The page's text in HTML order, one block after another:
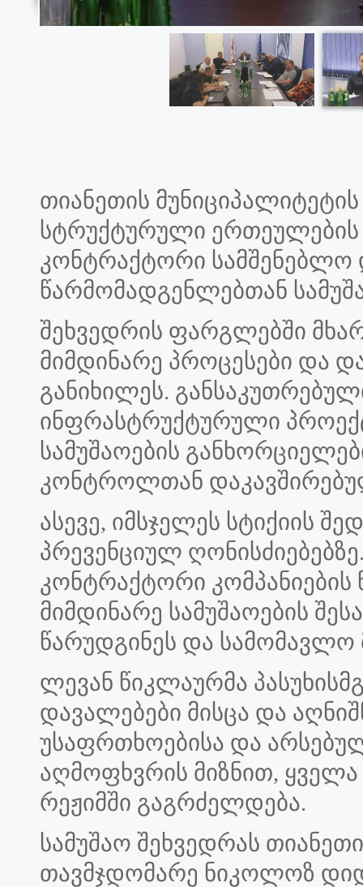
თიანეთის
სტრუქტურული
კონტრაქტორი სამშენებლო
წარმომადგენლებთან
შეხვედრის ფარგლებში
მიმდინარე პროცესები და
განიხილეს.
ინფრასტრუქტურული
სამუშაოების
კონტროლთან
ასევე, იმსჯელეს სტიქიის
პრევენციულ
კონტრაქტორი
მიმდინარე სამუშაოების
წარუდგინეს და სამომავლო
ლევან წიკლაურმა
დავალებები მისცა და
უსაფრთხოებისა და
აღმოფხვრის მიზნით, ყველა
რეჟიმში გაგრძელდება.
სამუშაო შეხვედრას
თავმჯდომარე ნიკოლოზ